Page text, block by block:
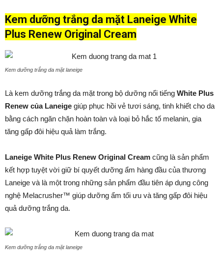
Kem dưỡng trắng da mặt Laneige White
Plus Renew Original Cream
Kem dưỡng trắng da mặt laneige
Là kem dưỡng trắng da mặt trong bộ dưỡng nổi tiếng White Plus
Renew của Laneige giúp phục hồi vẻ tươi sáng, tinh khiết cho da
bằng cách ngăn chặn hoàn toàn và loại bỏ hắc tố melanin, gia
tăng gấp đôi hiệu quả làm trắng.
Laneige White Plus Renew Original Cream cũng là sản phẩm
kết hợp tuyệt vời giữ bí quyết dưỡng ẩm hàng đầu của thương
Laneige và là một trong những sản phẩm đầu tiên áp dụng công
nghệ Melacrusher™ giúp dưỡng ẩm tối ưu và tăng gấp đôi hiệu
quả dưỡng trắng da.
Kem dưỡng trắng da mặt laneige